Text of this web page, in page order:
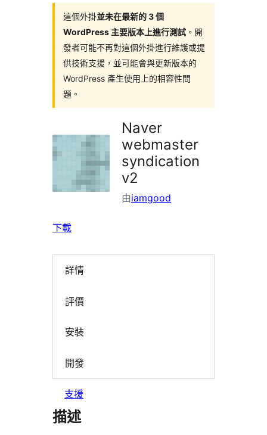
這個外掛並未在最新的 3 個
WordPress 主要版本上進行測試 。開
發者可能不再對這個外掛進行維護或提
供技術支援，並可能會與更新版本的
WordPress 產生使用上的相容性問
題。
Naver
webmaster
syndication
v2
由iamgood
下載
詳情
評價
安裝
開發
支援
描述